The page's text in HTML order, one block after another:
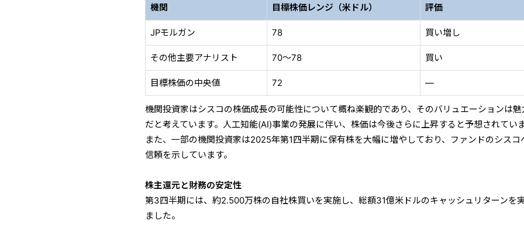
機関 目標株価レンジ（米ドル） 評価
JPモルガン 78 買い増し
その他主要アナリスト 70〜78 買い
目標株価の中央値 72 —
機関投資家はシスコの株価成長の可能性について概ね楽観的であり、そのバリュエーションは魅
だと考えています。人工知能(AI)事業の発展に伴い、株価は今後さらに上昇すると予想されていま
また、一部の機関投資家は2025年第1四半期に保有株を大幅に増やしており、ファンドのシスコ
信頼を示しています。
株主還元と財務の安定性
第3四半期には、約2.500万株の自社株買いを実施し、総額31億米ドルのキャッシュリターンを
ました。